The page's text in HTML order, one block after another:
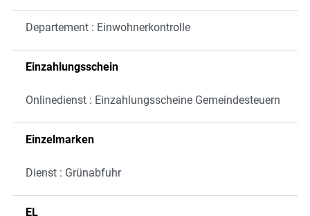
Departement : Einwohnerkontrolle
Einzahlungsschein
Onlinedienst : Einzahlungsscheine Gemeindesteuern
Einzelmarken
Dienst : Grünabfuhr
EL